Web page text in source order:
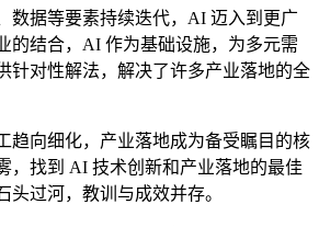
据等要素持续迭代，AI 迈入到更广
的结合，AI 作为基础设施，为多元需
针对性解法，解决了许多产业落地的全
向细化，产业落地成为备受瞩目的核
，找到 AI 技术创新和产业落地的最佳
头过河，教训与成效并存。